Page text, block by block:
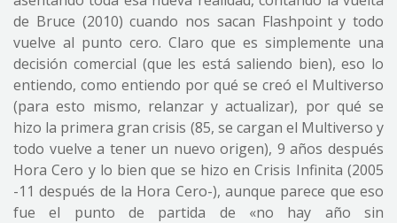
de Bruce (2010) cuando nos sacan Flashpoint y todo
vuelve al punto cero. Claro que es simplemente una
decisión comercial (que les está saliendo bien), eso lo
entiendo, como entiendo por qué se creó el Multiverso
(para esto mismo, relanzar y actualizar), por qué se
hizo la primera gran crisis (85, se cargan el Multiverso y
todo vuelve a tener un nuevo origen), 9 años después
Hora Cero y lo bien que se hizo en Crisis Infinita (2005
-11 después de la Hora Cero-), aunque parece que eso
fue el punto de partida de «no hay año sin